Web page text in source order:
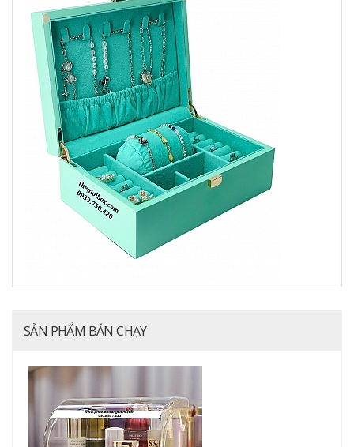
SẢN PHẨM BÁN CHẠY